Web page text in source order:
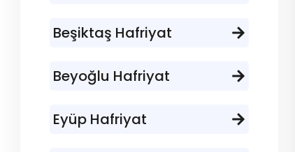
Beşiktaş Hafriyat
Beyoğlu Hafriyat
Eyüp Hafriyat